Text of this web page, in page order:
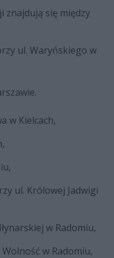
znajdują się między
ul. Waryńskiego w
w Kielcach,
ul. Królowej Jadwigi
w Radomiu,
Wolność w Radomiu,